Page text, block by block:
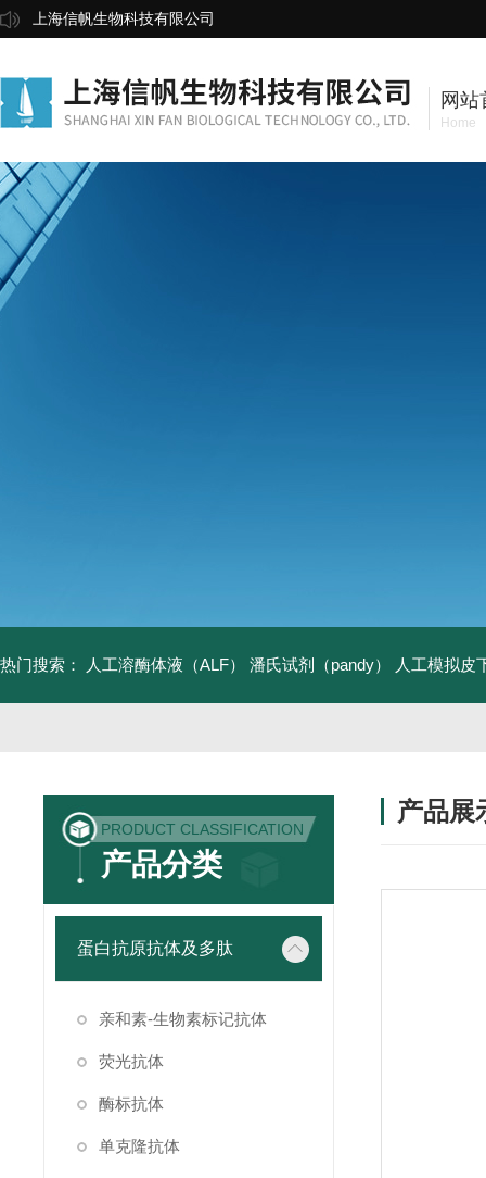
上海信帆生物科技有限公司
网站
Home
热门搜索： 人工溶酶体液（ALF） 潘氏试剂（pandy） 人工模拟皮
PRODUCT CLASSIFICATION
产品分类
蛋白抗原抗体及多肽
亲和素-生物素标记抗体
荧光抗体
酶标抗体
单克隆抗体
产品展